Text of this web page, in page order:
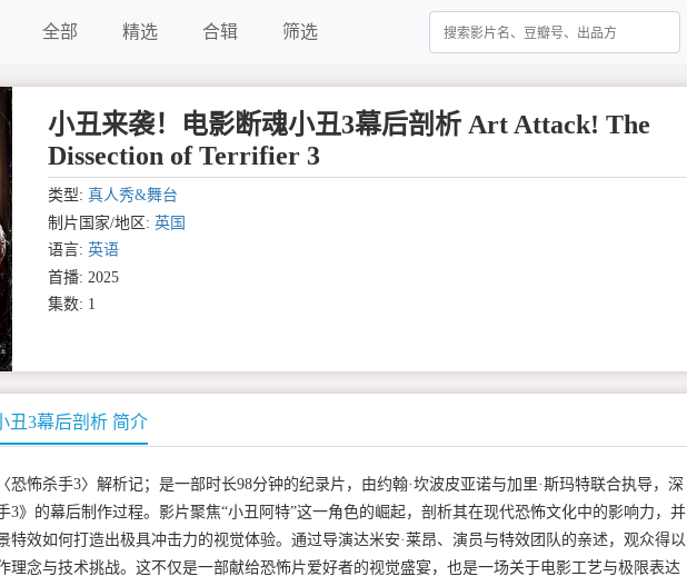
全部 精选 合辑 筛选
小丑来袭！电影断魂小丑3幕后剖析 Art Attack! The
Dissection of Terrifier 3
类型: 真人秀&舞台
制片国家/地区: 英国
语言: 英语
首播: 2025
集数: 1
丑3幕后剖析 简介
恐怖杀手3〉解析记；是一部时长98分钟的纪录片，由约翰·坎波皮亚诺与加里·斯玛特联合执导，深
3》的幕后制作过程。影片聚焦“小丑阿特”这一角色的崛起，剖析其在现代恐怖文化中的影响力，并
特效如何打造出极具冲击力的视觉体验。通过导演达米安·莱昂、演员与特效团队的亲述，观众得以
理念与技术挑战。这不仅是一部献给恐怖片爱好者的视觉盛宴，也是一场关于电影工艺与极限表达